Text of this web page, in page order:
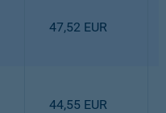
47,52 EUR
44,55 EUR